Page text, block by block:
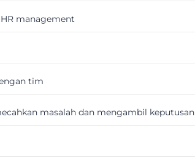
management
tim
masalah dan mengambil keputusan